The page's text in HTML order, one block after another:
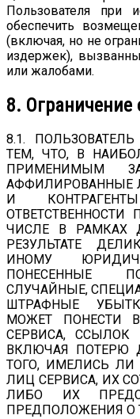
Пользователя при
обеспечить
(включая, но не
издержек),
или жалобами.
8. Ограничение
8.1.
ТЕМ, ЧТО, В
ПРИМЕНИМЫМ
АФФИЛИРОВАННЫЕ
И
ЧИСЛЕ В РАМКАХ
РЕЗУЛЬТАТЕ
ИНОМУ
ПОНЕСЕННЫЕ
СЛУЧАЙНЫЕ,
ШТРАФНЫЕ
МОЖЕТ ПОНЕСТИ В
СЕРВИСА, ССЫЛОК
ВКЛЮЧАЯ ПОТЕРЮ
ТОГО, ИМЕЛИСЬ
ЛИЦ СЕРВИСА, ИХ
ЛИБО ИХ
ПРЕДПОЛОЖЕНИЯ О